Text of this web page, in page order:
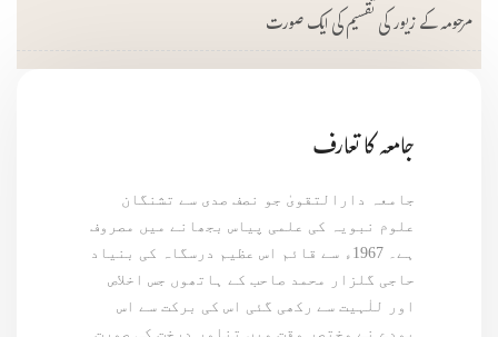
مرحومہ کے زیور کی تقسیم کی ایک صورت
جامعہ کا تعارف
جامعہ دارالتقویٰ جو نصف صدی سے تشنگان
علوم نبویہ کی علمی پیاس بجھانے میں مصروف
ہے۔ 1967ء سے قائم اس عظیم درسگاہ کی بنیاد
حاجی گلزار محمد صاحب کے ہاتھوں جس اخلاص
اور للٰہیت سے رکھی گئی اس کی برکت سے اس
پودے نے مختصر وقت میں تناور درخت کی صورت